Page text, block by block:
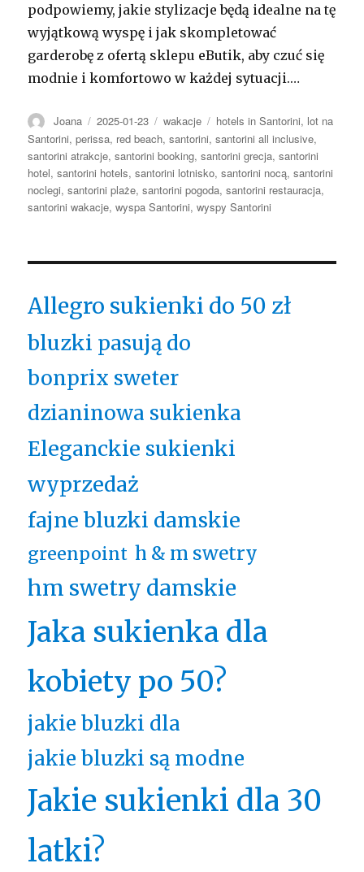
podpowiemy, jakie stylizacje będą idealne na tę
wyjątkową wyspę i jak skompletować
garderobę z ofertą sklepu eButik, aby czuć się
modnie i komfortowo w każdej sytuacji.…
Autor
Joana Opublikowano
2025-01-23 Kategorie
wakacje Tagi
hotels in Santorini, lot na
Santorini,perissa, red beach,santorini,santorini all inclusive,
santorini atrakcje,santorini booking,santorini grecja,santorini
hotel,santorini hotels,santorini lotnisko,santorini nocą,santorini
noclegi,santorini plaże,santorini pogoda,santorini restauracja,
santorini wakacje,wyspa Santorini,wyspy Santorini
Allegro sukienki do 50 zł
bluzki pasują do
bonprix sweter
dzianinowa sukienka
Eleganckie sukienki
wyprzedaż
fajne bluzki damskie
greenpoint h & m swetry
hm swetry damskie
Jaka sukienka dla
kobiety po 50?
jakie bluzki dla
jakie bluzki są modne
Jakie sukienki dla 30
latki?